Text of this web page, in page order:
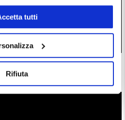
tutti
Rifiuta
investimenti dopo hack
l’autocustodia?